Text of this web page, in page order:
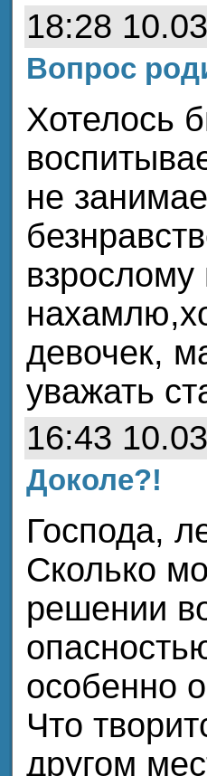
18:28
Вопрос
Хотелось
не
взрослому
девочек,
уважать
16:43
Доколе?!
Господа,
Сколько
решении
особенно
Что
другом